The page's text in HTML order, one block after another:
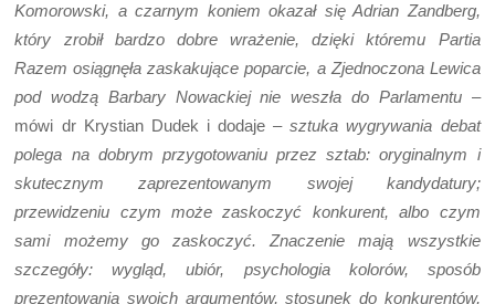
Komorowski, a czarnym koniem okazał się Adrian Zandberg,
który zrobił bardzo dobre wrażenie, dzięki któremu Partia
Razem osiągnęła zaskakujące poparcie, a Zjednoczona Lewica
pod wodzą Barbary Nowackiej nie weszła do Parlamentu–
mówi dr Krystian Dudek i dodaje– sztuka wygrywania debat
polega na dobrym przygotowaniu przez sztab: oryginalnym i
skutecznym zaprezentowanym swojej kandydatury;
przewidzeniu czym może zaskoczyć konkurent, albo czym
sami możemy go zaskoczyć. Znaczenie mają wszystkie
szczegóły: wygląd, ubiór, psychologia kolorów, sposób
prezentowania swoich argumentów, stosunek do konkurentów,